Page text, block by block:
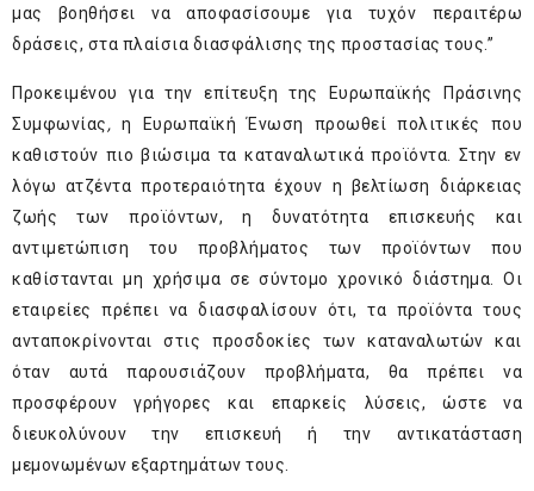
μας βοηθήσει να αποφασίσουμε για τυχόν περαιτέρω
δράσεις, στα πλαίσια διασφάλισης της προστασίας τους.”
Προκειμένου για την επίτευξη της Ευρωπαϊκής Πράσινης
Συμφωνίας, η Ευρωπαϊκή Ένωση προωθεί πολιτικές που
καθιστούν πιο βιώσιμα τα καταναλωτικά προϊόντα. Στην εν
λόγω ατζέντα προτεραιότητα έχουν η βελτίωση διάρκειας
ζωής των προϊόντων, η δυνατότητα επισκευής και
αντιμετώπιση του προβλήματος των προϊόντων που
καθίστανται μη χρήσιμα σε σύντομο χρονικό διάστημα. Οι
εταιρείες πρέπει να διασφαλίσουν ότι, τα προϊόντα τους
ανταποκρίνονται στις προσδοκίες των καταναλωτών και
όταν αυτά παρουσιάζουν προβλήματα, θα πρέπει να
προσφέρουν γρήγορες και επαρκείς λύσεις, ώστε να
διευκολύνουν την επισκευή ή την αντικατάσταση
μεμονωμένων εξαρτημάτων τους.